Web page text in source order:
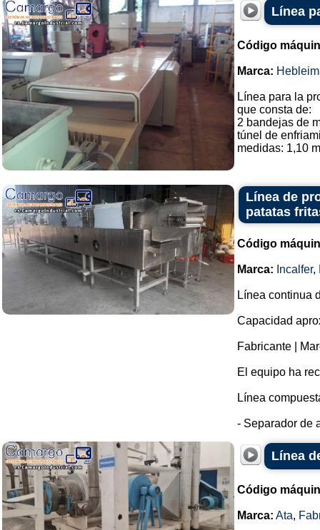
Línea
Código
Marca:
Línea para la
que consta de:
2 bandejas de
túnel de
medidas: 1,10
Línea de
patatas
Código
Marca: Incalfer,
Línea continua
Capacidad
Fabricante |
El equipo ha
Línea
- Separador de
Línea
Código
Marca: Ata,